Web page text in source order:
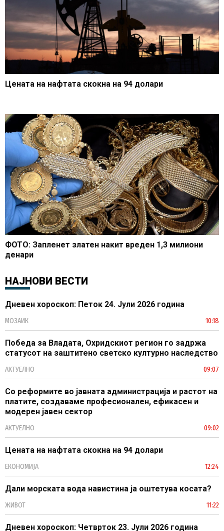
Цената на нафтата скокна на 94 долари
ФОТО: Запленет златен накит вреден 1,3 милиони
денари
НАЈНОВИ ВЕСТИ
Дневен хороскоп: Петок 24. Јули 2026 година
МОЗАИК 10:18
Победа за Владата, Охридскиот регион го задржа
статусот на заштитено светско културно наследство
АКТУЕЛНО 09:07
Со реформите во јавната администрација и растот на
платите, создаваме професионален, ефикасен и
модерен јавен сектор
АКТУЕЛНО 09:02
Цената на нафтата скокна на 94 долари
ЕКОНОМИЈА 12:24
Дали морската вода навистина ја оштетува косата?
ЖИВОТ 11:22
Дневен хороскоп: Четврток 23. Јули 2026 година